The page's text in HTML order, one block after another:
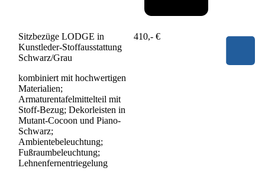
Sitzbezüge LODGE in
Kunstleder-Stoffausstattung
Schwarz/Grau
kombiniert mit hochwertigen
Materialien;
Armaturentafelmittelteil mit
Stoff-Bezug; Dekorleisten in
Mutant-Cocoon und Piano-
Schwarz;
Ambientebeleuchtung;
Fußraumbeleuchtung;
Lehnenfernentriegelung
410,- €